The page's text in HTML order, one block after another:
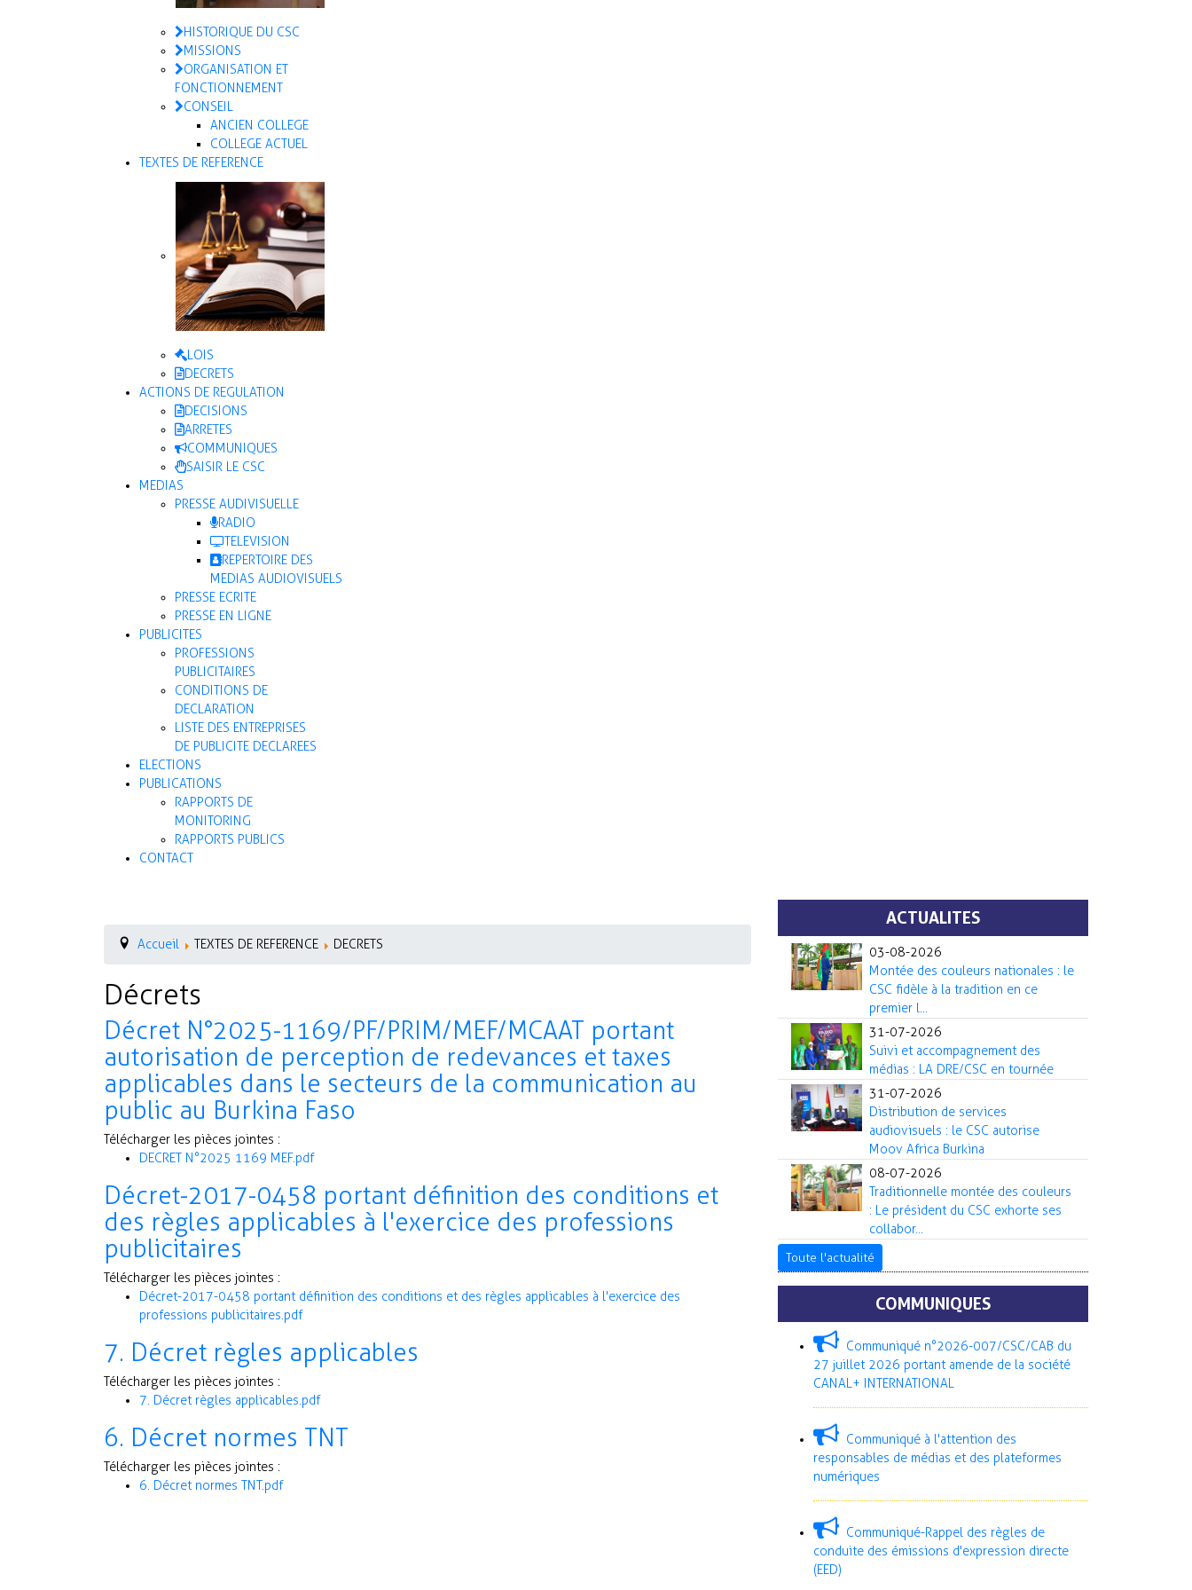
HISTORIQUE DU CSC
MISSIONS
ORGANISATION ET
FONCTIONNEMENT
CONSEIL
ANCIEN COLLEGE
COLLEGE ACTUEL
TEXTES DE REFERENCE
LOIS
DECRETS
ACTIONS DE REGULATION
DECISIONS
ARRETES
COMMUNIQUES
SAISIR LE CSC
MEDIAS
PRESSE AUDIVISUELLE
RADIO
TELEVISION
REPERTOIRE DES
MEDIAS AUDIOVISUELS
PRESSE ECRITE
PRESSE EN LIGNE
PUBLICITES
PROFESSIONS
PUBLICITAIRES
CONDITIONS DE
DECLARATION
LISTE DES ENTREPRISES
DE PUBLICITE DECLAREES
ELECTIONS
PUBLICATIONS
RAPPORTS DE
MONITORING
RAPPORTS PUBLICS
CONTACT
Accueil TEXTES DE REFERENCE DECRETS
Décrets
Décret N°2025-1169/PF/PRIM/MEF/MCAAT portant
autorisation de perception de redevances et taxes
applicables dans le secteurs de la communication au
public au Burkina Faso
Télécharger les pièces jointes :
DECRET N°2025 1169 MEF.pdf
Décret-2017-0458 portant définition des conditions et
des règles applicables à l'exercice des professions
publicitaires
Télécharger les pièces jointes :
Décret-2017-0458 portant définition des conditions et des règles applicables à l'exercice des
professions publicitaires.pdf
7. Décret règles applicables
Télécharger les pièces jointes :
7. Décret règles applicables.pdf
6. Décret normes TNT
Télécharger les pièces jointes :
6. Décret normes TNT.pdf
ACTUALITES
03-08-2026
Montée des couleurs nationales : le
CSC fidèle à la tradition en ce
premier l...
31-07-2026
Suivi et accompagnement des
médias : LA DRE/CSC en tournée
31-07-2026
Distribution de services
audiovisuels : le CSC autorise
Moov Africa Burkina
08-07-2026
Traditionnelle montée des couleurs
: Le président du CSC exhorte ses
collabor...
Toute l'actualité
COMMUNIQUES
Communiqué n°2026-007/CSC/CAB du
27 juillet 2026 portant amende de la société
CANAL+ INTERNATIONAL
Communiqué à l'attention des
responsables de médias et des plateformes
numériques
Communiqué-Rappel des règles de
conduite des émissions d'expression directe
(EED)